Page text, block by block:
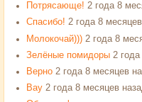
Потрясающе! 2 года 8
Спасибо! 2 года 8
Молокочай))) 2 года 8
Зелёные помидоры 2
Верно 2 года 8 месяцев
Вау 2 года 8 месяцев